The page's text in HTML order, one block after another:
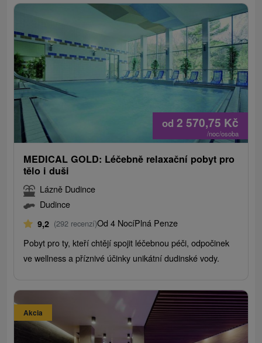
od 2 570,75 Kč
/noc/osoba
MEDICAL GOLD: Léčebně relaxační pobyt pro
tělo i duši
Lázně Dudince
Dudince
9,2 (292 recenzí)Od 4 NocíPlná Penze
Pobyt pro ty, kteří chtějí spojit léčebnou péči, odpočinek
ve wellness a příznivé účinky unikátní dudinské vody.
Akcia